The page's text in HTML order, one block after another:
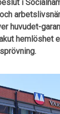
i
huvudet-
hemlöshet